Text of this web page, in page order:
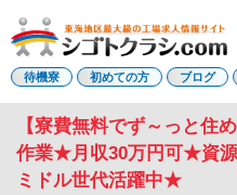
電話受付はこちら
派遣登録
待機寮 初めての方 ブログ
【寮費無料でず～っと住
作業★月収30万円可★資
ミドル世代活躍中★